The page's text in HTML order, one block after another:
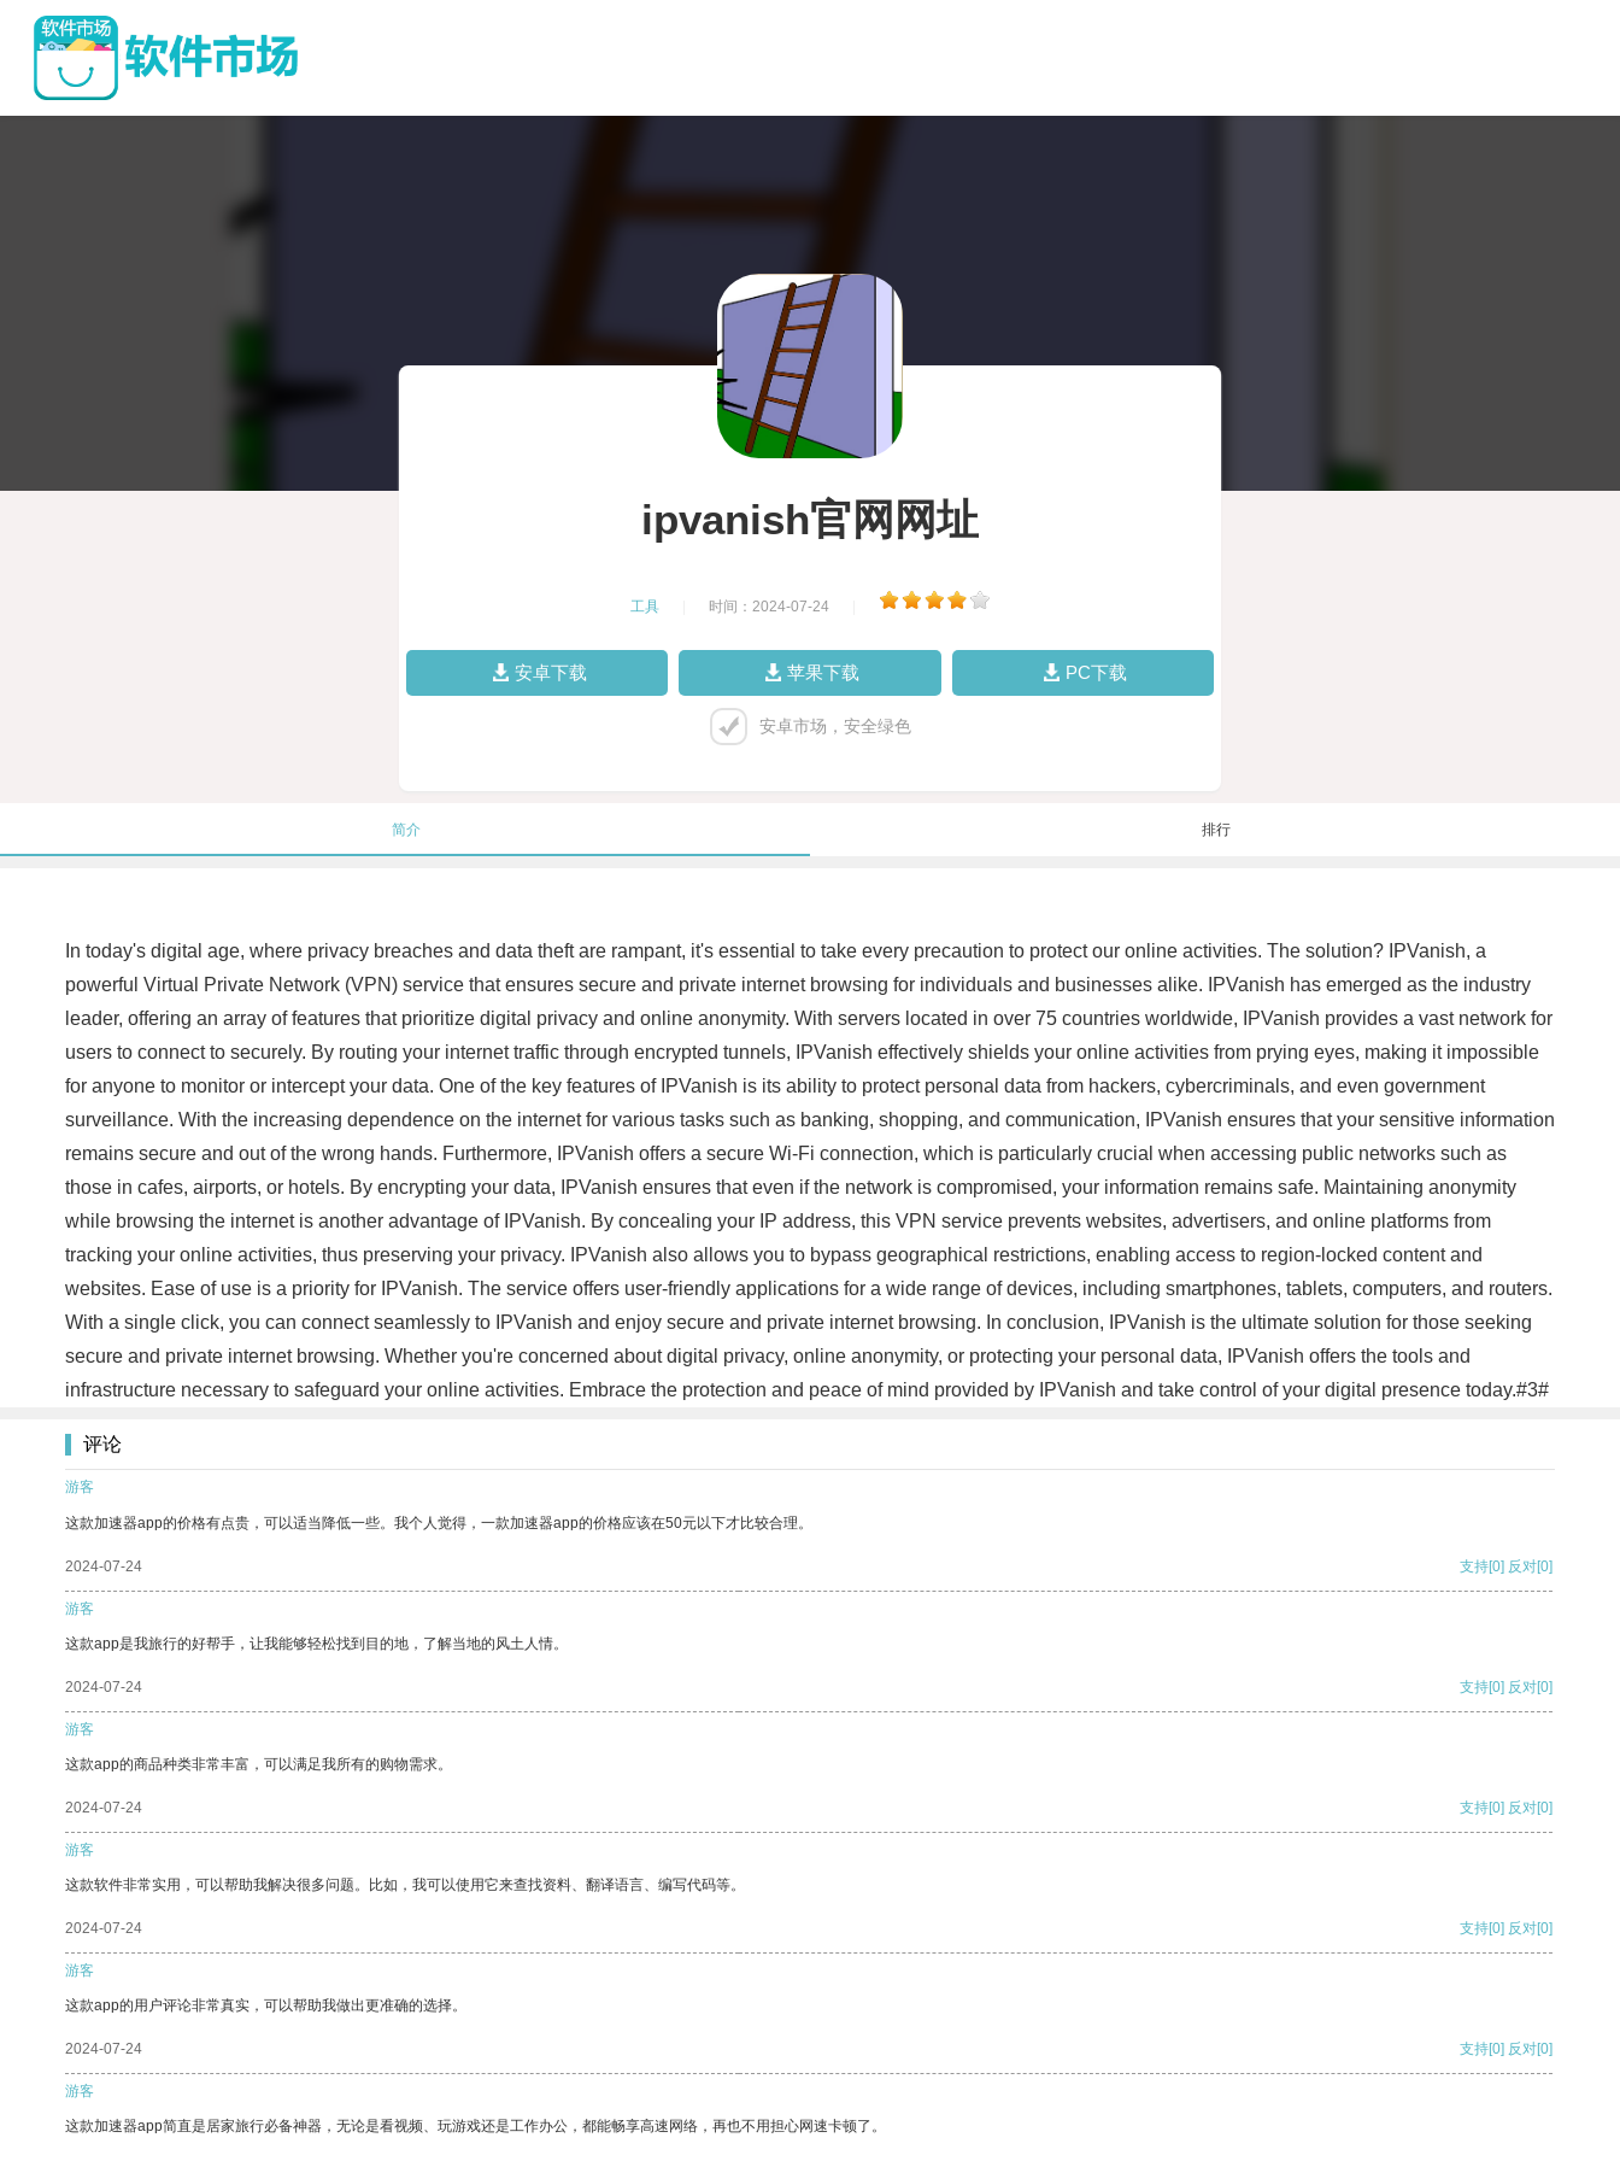
ipvanish官网网址
工具 时间：2024-07-24
安卓下载 苹果下载 PC下载
安卓市场，安全绿色
简介 排行
In today's digital age, where privacy breaches and data theft are rampant, it's essential to take every precaution to protect our online activities. The solution? IPVanish, a
powerful Virtual Private Network (VPN) service that ensures secure and private internet browsing for individuals and businesses alike. IPVanish has emerged as the industry
leader, offering an array of features that prioritize digital privacy and online anonymity. With servers located in over 75 countries worldwide, IPVanish provides a vast network for
users to connect to securely. By routing your internet traffic through encrypted tunnels, IPVanish effectively shields your online activities from prying eyes, making it impossible
for anyone to monitor or intercept your data. One of the key features of IPVanish is its ability to protect personal data from hackers, cybercriminals, and even government
surveillance. With the increasing dependence on the internet for various tasks such as banking, shopping, and communication, IPVanish ensures that your sensitive information
remains secure and out of the wrong hands. Furthermore, IPVanish offers a secure Wi-Fi connection, which is particularly crucial when accessing public networks such as
those in cafes, airports, or hotels. By encrypting your data, IPVanish ensures that even if the network is compromised, your information remains safe. Maintaining anonymity
while browsing the internet is another advantage of IPVanish. By concealing your IP address, this VPN service prevents websites, advertisers, and online platforms from
tracking your online activities, thus preserving your privacy. IPVanish also allows you to bypass geographical restrictions, enabling access to region-locked content and
websites. Ease of use is a priority for IPVanish. The service offers user-friendly applications for a wide range of devices, including smartphones, tablets, computers, and routers.
With a single click, you can connect seamlessly to IPVanish and enjoy secure and private internet browsing. In conclusion, IPVanish is the ultimate solution for those seeking
secure and private internet browsing. Whether you're concerned about digital privacy, online anonymity, or protecting your personal data, IPVanish offers the tools and
infrastructure necessary to safeguard your online activities. Embrace the protection and peace of mind provided by IPVanish and take control of your digital presence today.#3#
评论
游客
这款加速器app的价格有点贵，可以适当降低一些。我个人觉得，一款加速器app的价格应该在50元以下才比较合理。
2024-07-24 支持[0] 反对[0]
游客
这款app是我旅行的好帮手，让我能够轻松找到目的地，了解当地的风土人情。
2024-07-24 支持[0] 反对[0]
游客
这款app的商品种类非常丰富，可以满足我所有的购物需求。
2024-07-24 支持[0] 反对[0]
游客
这款软件非常实用，可以帮助我解决很多问题。比如，我可以使用它来查找资料、翻译语言、编写代码等。
2024-07-24 支持[0] 反对[0]
游客
这款app的用户评论非常真实，可以帮助我做出更准确的选择。
2024-07-24 支持[0] 反对[0]
游客
这款加速器app简直是居家旅行必备神器，无论是看视频、玩游戏还是工作办公，都能畅享高速网络，再也不用担心网速卡顿了。